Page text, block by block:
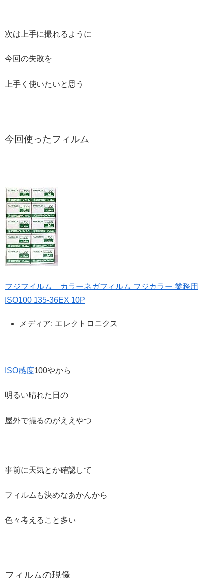
次は上手に撮れるように
今回の失敗を
上手く使いたいと思う
今回使ったフィルム
フジフイルム カラーネガフィルム フジカラー 業務用
ISO100 135-36EX 10P
メディア: エレクトロニクス
ISO感度100やから
明るい晴れた日の
屋外で撮るのがええやつ
事前に天気とか確認して
フィルムも決めなあかんから
色々考えること多い
フィルムの現像